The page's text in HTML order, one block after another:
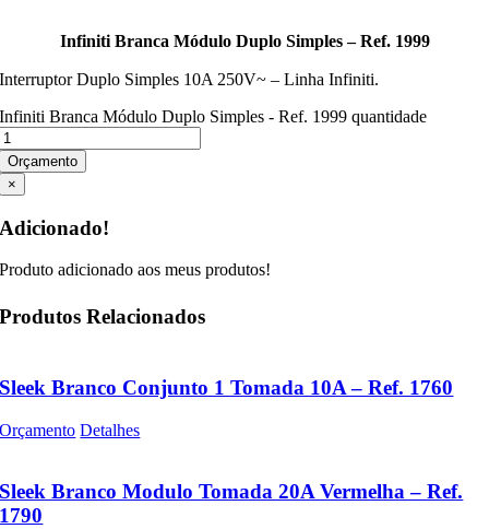
Infiniti Branca Módulo Duplo Simples – Ref. 1999
Interruptor Duplo Simples 10A 250V~ – Linha Infiniti.
Infiniti Branca Módulo Duplo Simples - Ref. 1999 quantidade
Orçamento
×
Adicionado!
Produto adicionado aos meus produtos!
Produtos Relacionados
Sleek Branco Conjunto 1 Tomada 10A – Ref. 1760
Orçamento Detalhes
Sleek Branco Modulo Tomada 20A Vermelha – Ref.
1790